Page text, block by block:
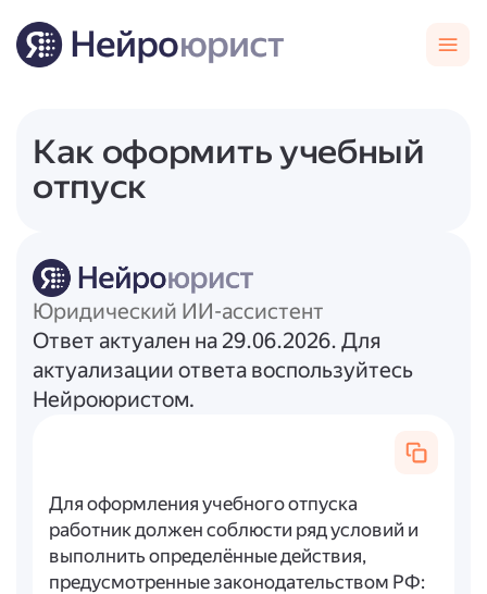
Как оформить учебный
отпуск
Юридический ИИ-ассистент
Ответ актуален на 29.06.2026. Для
актуализации ответа воспользуйтесь
Нейроюристом.
Для оформления учебного отпуска
работник должен соблюсти ряд условий и
выполнить определённые действия,
предусмотренные законодательством РФ: